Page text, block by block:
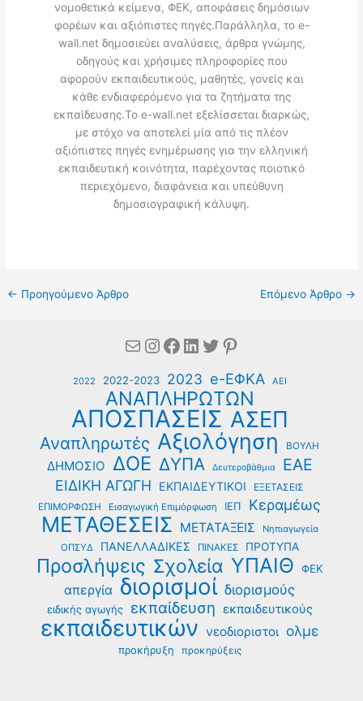
νομοθετικά κείμενα, ΦΕΚ, αποφάσεις δημόσιων
φορέων και αξιόπιστες πηγές.Παράλληλα, το e-
wall.net δημοσιεύει αναλύσεις, άρθρα γνώμης,
οδηγούς και χρήσιμες πληροφορίες που
αφορούν εκπαιδευτικούς, μαθητές, γονείς και
κάθε ενδιαφερόμενο για τα ζητήματα της
εκπαίδευσης.Το e-wall.net εξελίσσεται διαρκώς,
με στόχο να αποτελεί μία από τις πλέον
αξιόπιστες πηγές ενημέρωσης για την ελληνική
εκπαιδευτική κοινότητα, παρέχοντας ποιοτικό
περιεχόμενο, διαφάνεια και υπεύθυνη
δημοσιογραφική κάλυψη.
← Προηγούμενο Άρθρο Επόμενο Άρθρο →
MailInstagram
Facebook
Linkedin
Twitter
Pinterest
2022 2022-2023 2023 e-ΕΦΚΑ ΑΕΙ
ΑΝΑΠΛΗΡΩΤΩΝ
ΑΠΟΣΠΑΣΕΙΣ ΑΣΕΠ
Αναπληρωτές Αξιολόγηση ΒΟΥΛΗ
ΔΗΜΟΣΙΟ ΔΟΕ ΔΥΠΑ Δευτεροβάθμια ΕΑΕ
ΕΙΔΙΚΗ ΑΓΩΓΗ ΕΚΠΑΙΔΕΥΤΙΚΟΙ ΕΞΕΤΑΣΕΙΣ
ΕΠΙΜΟΡΦΩΣΗ Εισαγωγική Επιμόρφωση ΙΕΠ Κεραμέως
ΜΕΤΑΘΕΣΕΙΣ ΜΕΤΑΤΑΞΕΙΣ
Νηπιαγωγεία
ΟΠΣΥΔ
ΠΑΝΕΛΛΑΔΙΚΕΣ ΠΙΝΑΚΕΣ ΠΡΟΤΥΠΑ
Προσλήψεις Σχολεία ΥΠΑΙΘ ΦΕΚ
απεργία διορισμοί διορισμούς
ειδικής αγωγής εκπαίδευση εκπαιδευτικούς
εκπαιδευτικών νεοδιοριστοι ολμε
προκήρυξη προκηρύξεις